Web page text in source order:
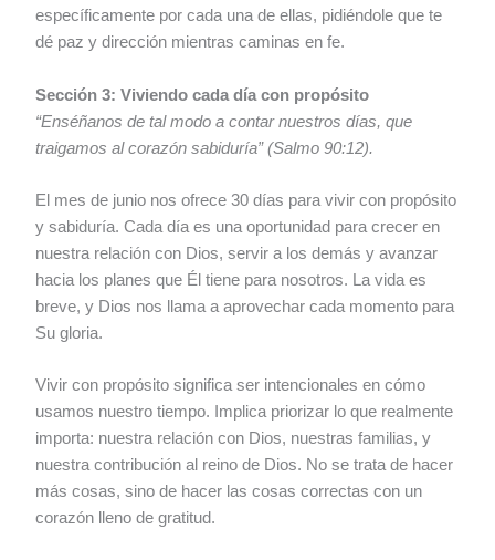
específicamente por cada una de ellas, pidiéndole que te
dé paz y dirección mientras caminas en fe.
Sección 3: Viviendo cada día con propósito
“Enséñanos de tal modo a contar nuestros días, que
traigamos al corazón sabiduría” (Salmo 90:12).
El mes de junio nos ofrece 30 días para vivir con propósito
y sabiduría. Cada día es una oportunidad para crecer en
nuestra relación con Dios, servir a los demás y avanzar
hacia los planes que Él tiene para nosotros. La vida es
breve, y Dios nos llama a aprovechar cada momento para
Su gloria.
Vivir con propósito significa ser intencionales en cómo
usamos nuestro tiempo. Implica priorizar lo que realmente
importa: nuestra relación con Dios, nuestras familias, y
nuestra contribución al reino de Dios. No se trata de hacer
más cosas, sino de hacer las cosas correctas con un
corazón lleno de gratitud.